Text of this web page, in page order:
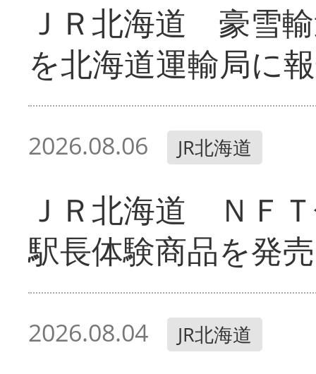
ＪＲ北海道 豪雪
を北海道運輸局に
2026.08.06 JR北海道
ＪＲ北海道 ＮＦ
駅長体験商品を発売
2026.08.04 JR北海道